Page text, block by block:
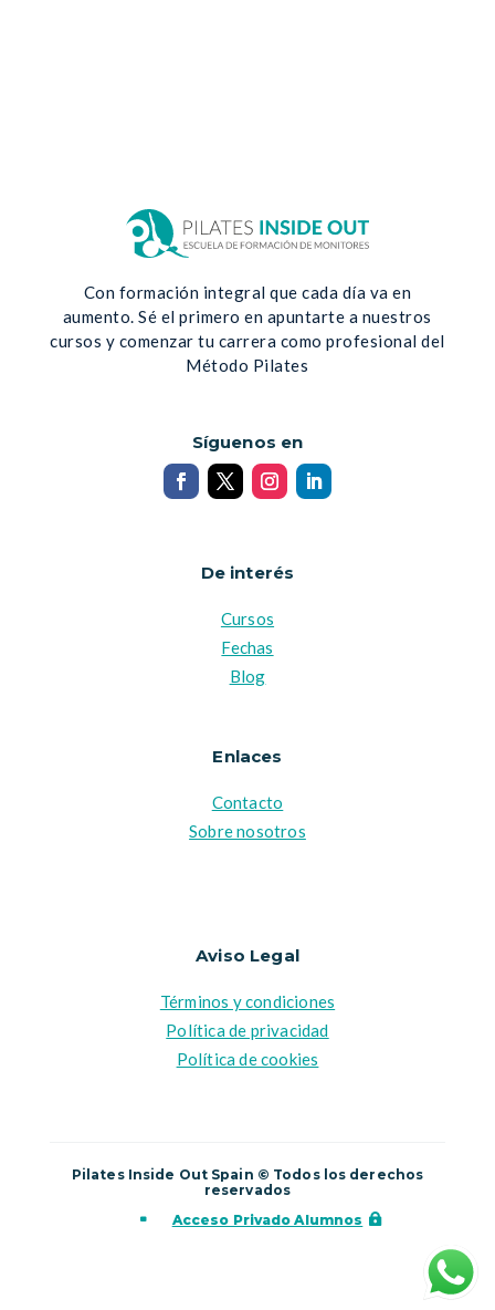
Con formación integral que cada día va en
aumento. Sé el primero en apuntarte a nuestros
cursos y comenzar tu carrera como profesional del
Método Pilates
Síguenos en
De interés
Cursos
Fechas
Blog
Enlaces
Contacto
Sobre nosotros
Aviso Legal
Términos y condiciones
Política de privacidad
Política de cookies
Pilates Inside Out Spain © Todos los derechos
reservados
Acceso Privado Alumnos